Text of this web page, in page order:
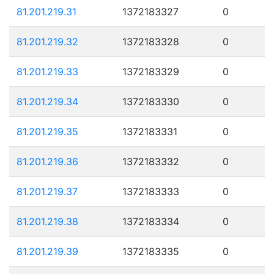
81.201.219.31 1372183327 0
81.201.219.32 1372183328 0
81.201.219.33 1372183329 0
81.201.219.34 1372183330 0
81.201.219.35 1372183331 0
81.201.219.36 1372183332 0
81.201.219.37 1372183333 0
81.201.219.38 1372183334 0
81.201.219.39 1372183335 0